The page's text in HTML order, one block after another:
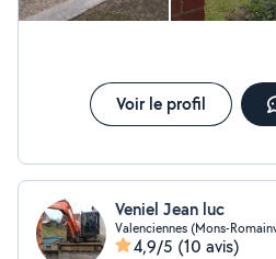
Voir le profil
Veniel Jean luc
Valenciennes (Mons-
4,9/5 (10 avis)